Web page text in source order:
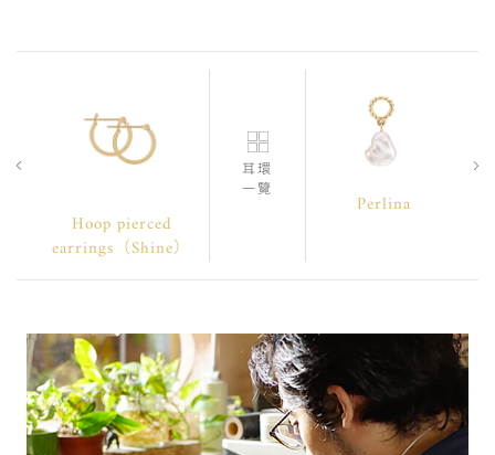
Hoop pierced
earrings（Shine）
耳環
一覽
Perlina